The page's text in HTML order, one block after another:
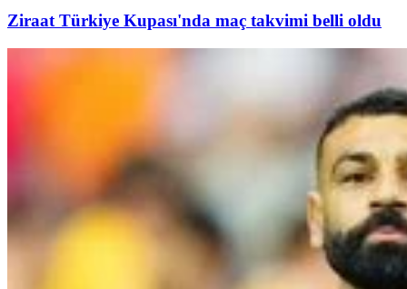
Ziraat Türkiye Kupası'nda maç takvimi belli oldu